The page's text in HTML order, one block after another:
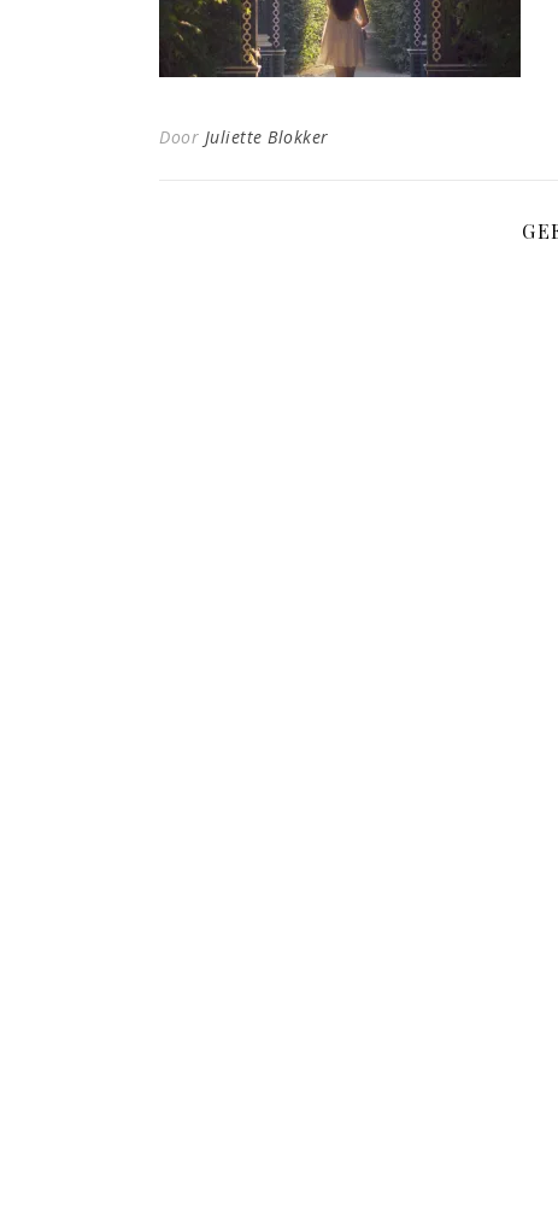
Door Juliette Blokker